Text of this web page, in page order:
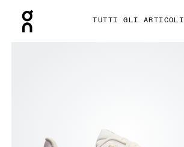
TUTTI GLI ARTICOLI